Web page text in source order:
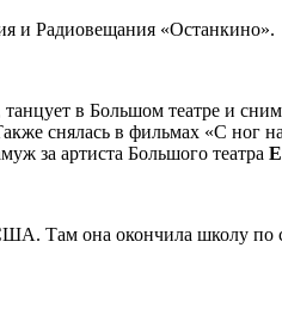
и Радиовещания «Останкино».
в Большом театре и
снялась в фильмах «С ног
за артиста Большого театра
Там она окончила школу по